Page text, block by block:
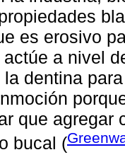
es erosivo
a nivel
la dentina
que agregar
bucal (